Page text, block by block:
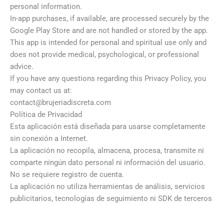
personal information.
In-app purchases, if available, are processed securely by the
Google Play Store and are not handled or stored by the app.
This app is intended for personal and spiritual use only and
does not provide medical, psychological, or professional
advice.
If you have any questions regarding this Privacy Policy, you
may contact us at:
contact@brujeriadiscreta.com
Política de Privacidad
Esta aplicación está diseñada para usarse completamente
sin conexión a Internet.
La aplicación no recopila, almacena, procesa, transmite ni
comparte ningún dato personal ni información del usuario.
No se requiere registro de cuenta.
La aplicación no utiliza herramientas de análisis, servicios
publicitarios, tecnologías de seguimiento ni SDK de terceros